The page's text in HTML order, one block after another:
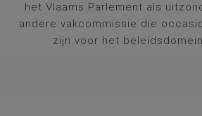
het Vlaams Parlement als
andere vakcommissie die
zijn voor het